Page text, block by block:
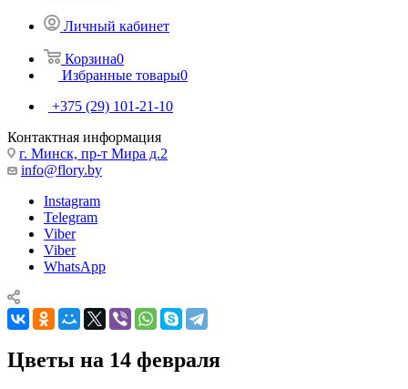
Личный кабинет
Корзина0
Избранные товары0
+375 (29) 101-21-10
Контактная информация
г. Минск, пр-т Мира д.2
info@flory.by
Instagram
Telegram
Viber
Viber
WhatsApp
Цветы на 14 февраля